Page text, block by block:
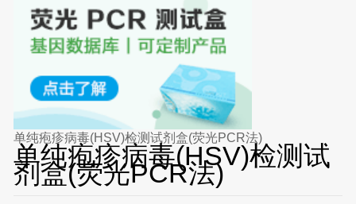
单纯疱疹病毒(HSV)检测试剂盒(荧光PCR法)
单纯疱疹病毒(HSV)检测试
剂盒(荧光PCR法)